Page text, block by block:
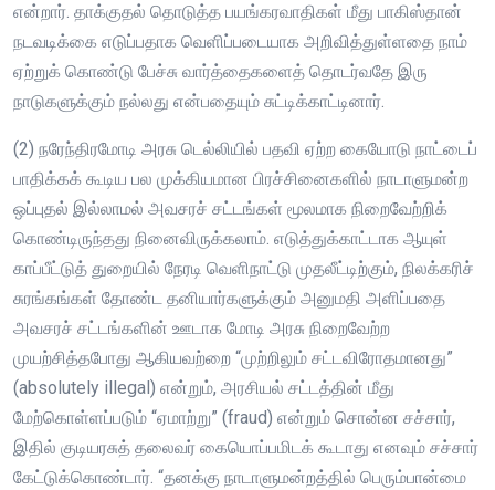
என்றார். தாக்குதல் தொடுத்த பயங்கரவாதிகள் மீது பாகிஸ்தான்
நடவடிக்கை எடுப்பதாக வெளிப்படையாக அறிவித்துள்ளதை நாம்
ஏற்றுக் கொண்டு பேச்சு வார்த்தைகளைத் தொடர்வதே இரு
நாடுகளுக்கும் நல்லது என்பதையும் சுட்டிக்காட்டினார்.
(2) நரேந்திரமோடி அரசு டெல்லியில் பதவி ஏற்ற கையோடு நாட்டைப்
பாதிக்கக் கூடிய பல முக்கியமான பிரச்சினைகளில் நாடாளுமன்ற
ஒப்புதல் இல்லாமல் அவசரச் சட்டங்கள் மூலமாக நிறைவேற்றிக்
கொண்டிருந்தது நினைவிருக்கலாம். எடுத்துக்காட்டாக ஆயுள்
காப்பீட்டுத் துறையில் நேரடி வெளிநாட்டு முதலீட்டிற்கும், நிலக்கரிச்
சுரங்கங்கள் தோண்ட தனியார்களுக்கும் அனுமதி அளிப்பதை
அவசரச் சட்டங்களின் ஊடாக மோடி அரசு நிறைவேற்ற
முயற்சித்தபோது ஆகியவற்றை “முற்றிலும் சட்டவிரோதமானது”
(absolutely illegal) என்றும், அரசியல் சட்டத்தின் மீது
மேற்கொள்ளப்படும் “ஏமாற்று” (fraud) என்றும் சொன்ன சச்சார்,
இதில் குடியரசுத் தலைவர் கையொப்பமிடக் கூடாது எனவும் சச்சார்
கேட்டுக்கொண்டார். “தனக்கு நாடாளுமன்றத்தில் பெரும்பான்மை